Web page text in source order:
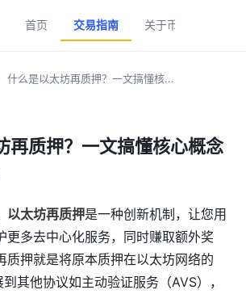
首页 交易指南 关于币安
什么是以太坊再质押？一文搞懂核...
再质押？一文搞懂核心概念
以太坊再质押是一种创新机制，让您用
更多去中心化服务，同时赚取额外奖
质押就是将原本质押在以太坊网络的
其他协议如主动验证服务（AVS），